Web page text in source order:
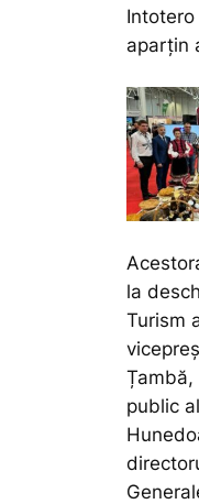
Intotero
aparțin
la
Turism
public